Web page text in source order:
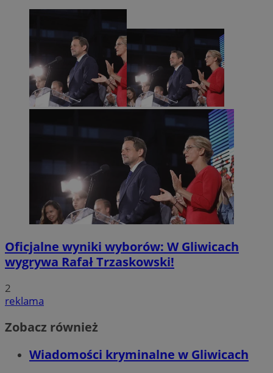
Oficjalne wyniki wyborów: W Gliwicach
wygrywa Rafał Trzaskowski!
2
reklama
Zobacz również
Wiadomości kryminalne w Gliwicach